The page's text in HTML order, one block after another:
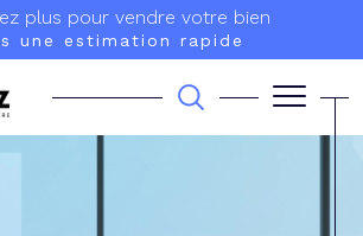
plus pour vendre votre bien
une estimation rapide